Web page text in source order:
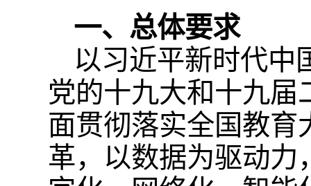
一、总体要求
以习近平新时代中
党的十九大和十九
面贯彻落实全国教育
革，以数据为驱动力